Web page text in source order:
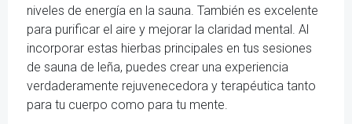
niveles de energía en la sauna. También es excelente
para purificar el aire y mejorar la claridad mental. Al
incorporar estas hierbas principales en tus sesiones
de sauna de leña, puedes crear una experiencia
verdaderamente rejuvenecedora y terapéutica tanto
para tu cuerpo como para tu mente.